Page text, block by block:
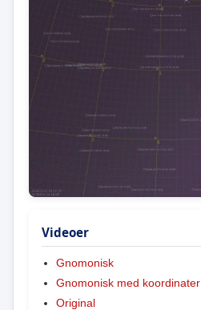
Videoer
Gnomonisk
Gnomonisk med koordinater
Original